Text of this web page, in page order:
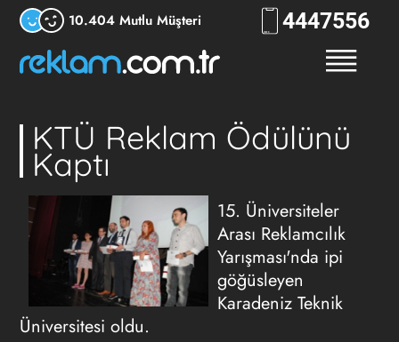
10.404 Mutlu Müşteri 444RKLM
KTÜ Reklam Ödülünü
Kaptı
15. Üniversiteler
Arası Reklamcılık
Yarışması'nda ipi
göğüsleyen
Karadeniz Teknik
Üniversitesi oldu.